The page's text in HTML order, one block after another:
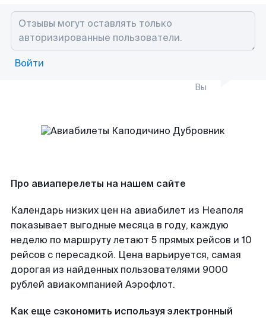
Войти
Вы
Про авиаперелеты на нашем сайте
Календарь низких цен на авиабилет из Неаполя
показывает выгодные месяца в году, каждую
неделю по маршруту летают 5 прямых рейсов и 10
рейсов с пересадкой. Цена варьируется, самая
дорогая из найденных пользователями 9000
рублей авиакомпанией Аэрофлот.
Как еще сэкономить используя электронный